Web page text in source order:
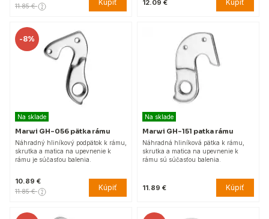
11.85 € Kúpiť 12.09 € Kúpiť
-8%
Na sklade
Marwi GH-056 pätka rámu
Náhradný hliníkový podpätok k rámu,
skrutka a matica na upevnenie k
rámu je súčasťou balenia.
10.89 €
11.85 € Kúpiť
Na sklade
Marwi GH-151 patka rámu
Náhradná hliníková pätka k rámu,
skrutka a matica na upevnenie k
rámu sú súčasťou balenia.
11.89 € Kúpiť